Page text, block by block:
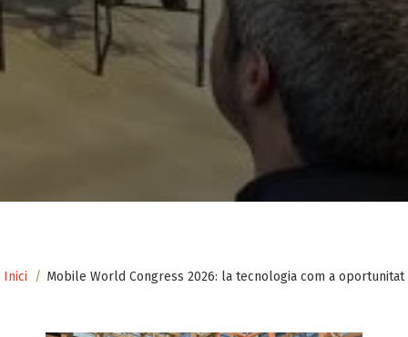
Fil
Inici Mobile World Congress 2026: la tecnologia com a oportunitat